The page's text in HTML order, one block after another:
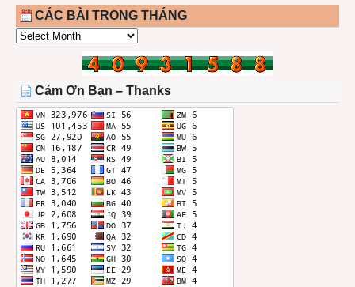
CÁC BÀI TRONG THÁNG
CÁC
THÁNG
Cảm Ơn Bạn – Thanks